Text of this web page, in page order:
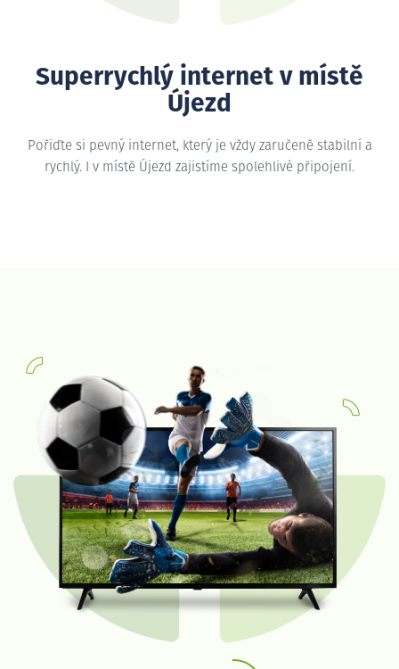
Superrychlý internet v místě
Újezd
Pořiďte si pevný internet, který je vždy zaručeně stabilní a
rychlý. I v místě Újezd zajistíme spolehlivé připojení.